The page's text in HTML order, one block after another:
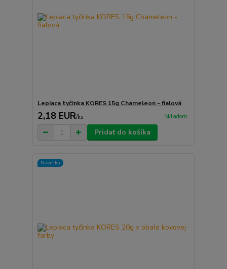
Lepiaca tyčinka KORES 15g Chameleon - fialová
2,18 EUR/ks Skladom
Pridať do košíka
Novinka